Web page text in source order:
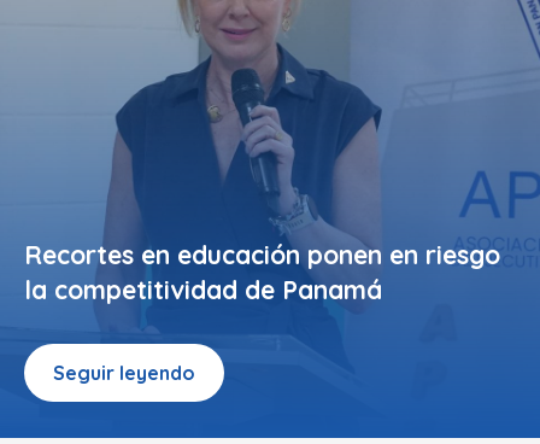
Recortes en educación ponen en riesgo
la competitividad de Panamá
Seguir leyendo